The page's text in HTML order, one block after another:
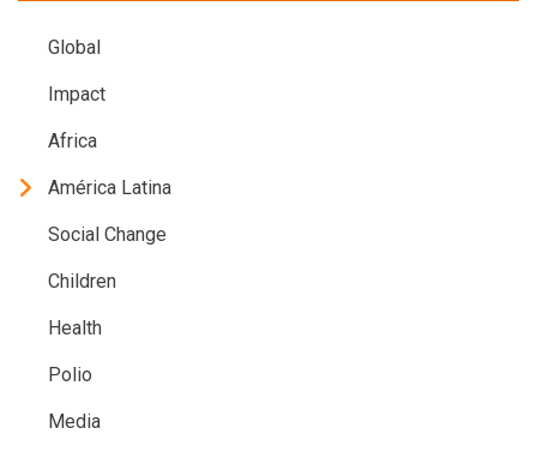
Global
Impact
Africa
América Latina
Social Change
Children
Health
Polio
Media